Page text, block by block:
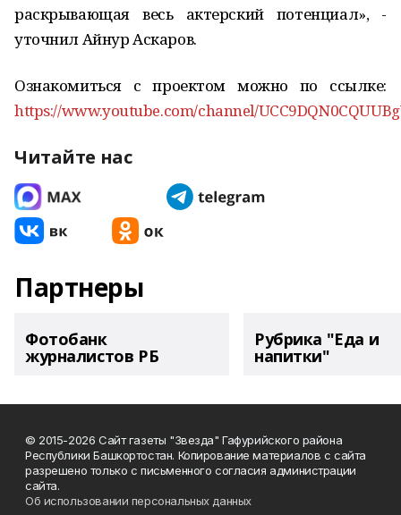
раскрывающая весь актерский потенциал», -
уточнил Айнур Аскаров.
Ознакомиться с проектом можно по ссылке:
https://www.youtube.com/channel/
Читайте нас
Партнеры
Фотобанк
журналистов РБ
Рубрика "Еда и
напитки"
© 2015-2026 Сайт газеты "Звезда" Гафурийского района
Республики Башкортостан. Копирование материалов с сайта
разрешено только с письменного согласия администрации
сайта.
Об использовании персональных данных